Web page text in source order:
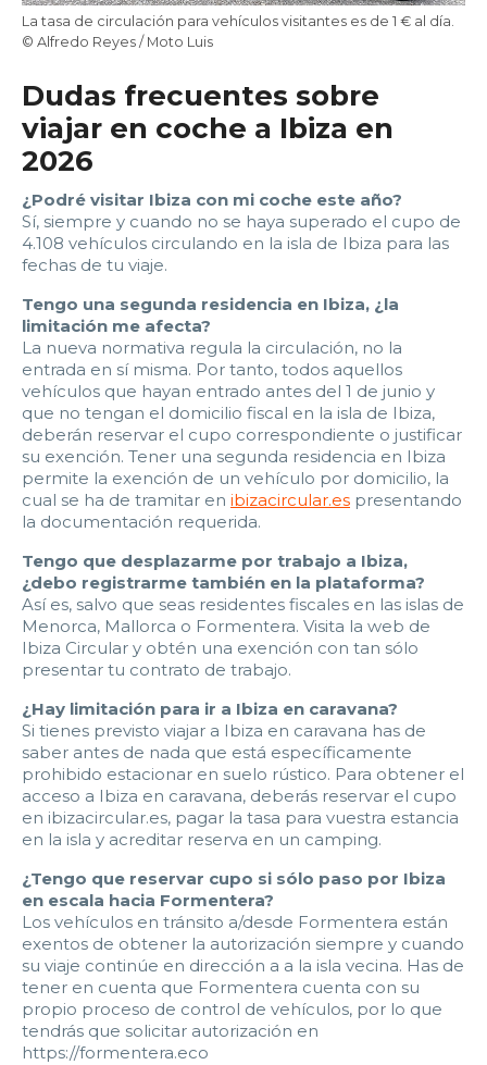
La tasa de circulación para vehículos visitantes es de 1 € al día.
© Alfredo Reyes / Moto Luis
Dudas frecuentes sobre
viajar en coche a Ibiza en
2026
¿Podré visitar Ibiza con mi coche este año?
Sí, siempre y cuando no se haya superado el cupo de
4.108 vehículos circulando en la isla de Ibiza para las
fechas de tu viaje.
Tengo una segunda residencia en Ibiza, ¿la
limitación me afecta?
La nueva normativa regula la circulación, no la
entrada en sí misma. Por tanto, todos aquellos
vehículos que hayan entrado antes del 1 de junio y
que no tengan el domicilio fiscal en la isla de Ibiza,
deberán reservar el cupo correspondiente o justificar
su exención. Tener una segunda residencia en Ibiza
permite la exención de un vehículo por domicilio, la
cual se ha de tramitar en ibizacircular.es presentando
la documentación requerida.
Tengo que desplazarme por trabajo a Ibiza,
¿debo registrarme también en la plataforma?
Así es, salvo que seas residentes fiscales en las islas de
Menorca, Mallorca o Formentera. Visita la web de
Ibiza Circular y obtén una exención con tan sólo
presentar tu contrato de trabajo.
¿Hay limitación para ir a Ibiza en caravana?
Si tienes previsto viajar a Ibiza en caravana has de
saber antes de nada que está específicamente
prohibido estacionar en suelo rústico. Para obtener el
acceso a Ibiza en caravana, deberás reservar el cupo
en ibizacircular.es, pagar la tasa para vuestra estancia
en la isla y acreditar reserva en un camping.
¿Tengo que reservar cupo si sólo paso por Ibiza
en escala hacia Formentera?
Los vehículos en tránsito a/desde Formentera están
exentos de obtener la autorización siempre y cuando
su viaje continúe en dirección a a la isla vecina. Has de
tener en cuenta que Formentera cuenta con su
propio proceso de control de vehículos, por lo que
tendrás que solicitar autorización en
https://formentera.eco